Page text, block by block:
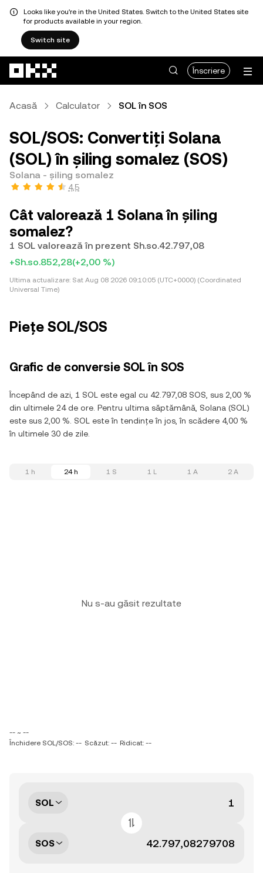
Looks like you're in the United States. Switch to the United States site
for products available in your region.
Switch site
Înscriere
Acasă Calculator SOL în SOS
SOL/SOS: Convertiți Solana
(SOL) în șiling somalez (SOS)
Solana - șiling somalez
4,5
Cât valorează 1 Solana în șiling
somalez?
1 SOL valorează în prezent Sh.so.42.797,08
+Sh.so.852,28(+2,00 %)
Ultima actualizare: Sat Aug 08 2026 09:10:05 (UTC+0000) (Coordinated
Universal Time)
Piețe SOL/SOS
Grafic de conversie SOL în SOS
Începând de azi, 1 SOL este egal cu 42.797,08 SOS, sus 2,00 %
din ultimele 24 de ore. Pentru ultima săptămână, Solana (SOL)
este sus 2,00 %. SOL este în tendințe în jos, în scădere 4,00 %
în ultimele 30 de zile.
1 h 24 h 1 S 1 L 1 A 2 A
Nu s-au găsit rezultate
-- ~ --
Închidere SOL/SOS: -- Scăzut: -- Ridicat: --
SOL
SOS